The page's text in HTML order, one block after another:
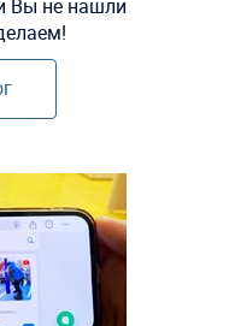
Вы не нашли